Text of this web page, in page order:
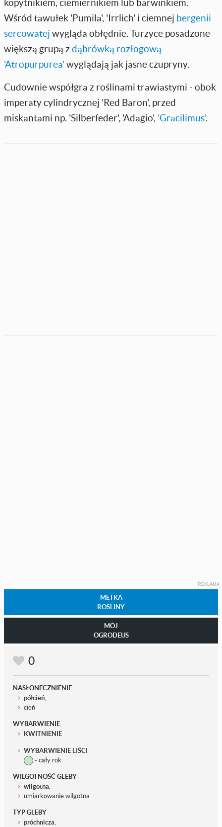
kopytnikiem, ciemiernikiem lub barwinkiem.
Wśród tawułek 'Pumila', 'Irrlich' i ciemnej bergenii
sercowatej wygląda obłędnie. Turzyce posadzone
większą grupą z dąbrówką rozłogową
'Atropurpurea' wyglądają jak jasne czupryny.
Cudownie współgra z roślinami trawiastymi - obok
imperaty cylindrycznej 'Red Baron', przed
miskantami np. 'Silberfeder', 'Adagio', 'Gracilimus'.
REKLAMA
METKA
ROŚLINY
MÓJ
OGRODEUS
0
NASŁONECZNIENIE
półcień,
cień
WYBARWIENIE
KWITNIENIE
WYBARWIENIE LIŚCI
- cały rok
WILGOTNOŚĆ GLEBY
wilgotna,
umiarkowanie wilgotna
TYP GLEBY
próchnicza,